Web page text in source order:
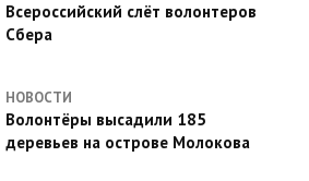
Всероссийский слёт волонтеров
Сбера
НОВОСТИ
Волонтёры высадили 185
деревьев на острове Молокова